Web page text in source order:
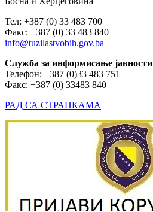
Тел: +387 (0) 33 483 700
Факс: +387 (0) 33 483 840
info@tuzilastvobih.gov.ba
Служба за информисање јавности
Телефон: +387 (0)33 483 751
Факс: +387 (0) 33483 840
РАД СА СТРАНКАМА